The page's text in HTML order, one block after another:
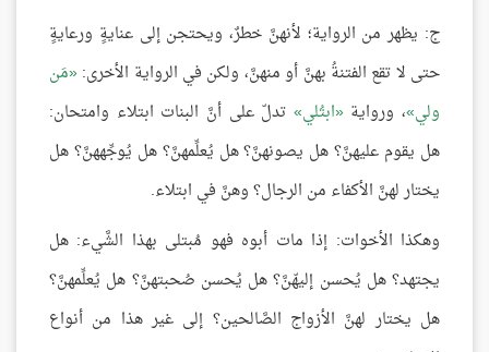
ج: يظهر من الرواية؛ لأنهنَّ خطرٌ، ويحتجن إلى عنايةٍ ورعايةٍ
حتى لا تقع الفتنةُ بهنَّ أو منهنَّ، ولكن في الرواية الأخرى: مَن
ولي ، ورواية ابتُلي تدلّ على أنَّ البنات ابتلاء وامتحان:
هل يقوم عليهنَّ؟ هل يصونهنَّ؟ هل يُعلِّمهنَّ؟ هل يُوجِّههنَّ؟ هل
يختار لهنَّ الأكفاء من الرجال؟ وهنَّ في ابتلاء.
وهكذا الأخوات: إذا مات أبوه فهو مُبتلى بهذا الشَّيء: هل
يجتهد؟ هل يُحسن إليهّنَّ؟ هل يُحسن صُحبتهنَّ؟ هل يُعلِّمهنَّ؟
هل يختار لهنَّ الأزواج الصَّالحين؟ إلى غير هذا من أنواع